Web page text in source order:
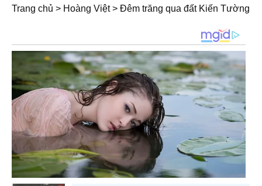
Trang chủ > Hoàng Việt> Đêm trăng qua đất Kiến Tường